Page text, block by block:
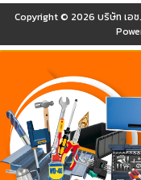
Copyright © 2026 บริษัท เอช